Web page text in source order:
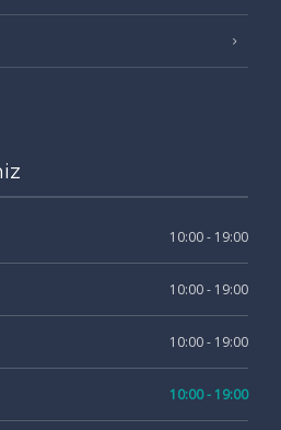
10:00 - 19:00
10:00 - 19:00
10:00 - 19:00
10:00 - 19:00